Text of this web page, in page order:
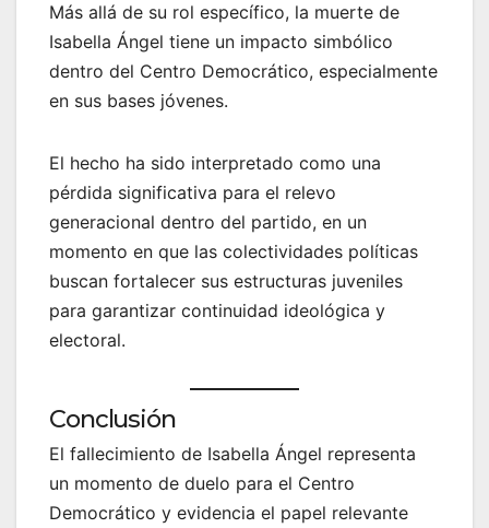
Más allá de su rol específico, la muerte de
Isabella Ángel tiene un impacto simbólico
dentro del Centro Democrático, especialmente
en sus bases jóvenes.
El hecho ha sido interpretado como una
pérdida significativa para el relevo
generacional dentro del partido, en un
momento en que las colectividades políticas
buscan fortalecer sus estructuras juveniles
para garantizar continuidad ideológica y
electoral.
Conclusión
El fallecimiento de Isabella Ángel representa
un momento de duelo para el Centro
Democrático y evidencia el papel relevante